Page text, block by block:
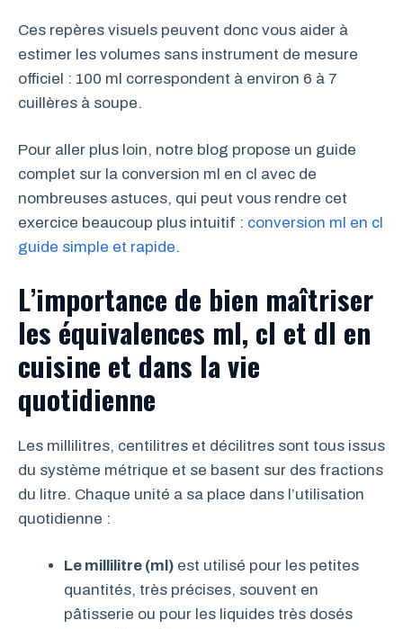
Ces repères visuels peuvent donc vous aider à
estimer les volumes sans instrument de mesure
officiel : 100 ml correspondent à environ 6 à 7
cuillères à soupe.
Pour aller plus loin, notre blog propose un guide
complet sur la conversion ml en cl avec de
nombreuses astuces, qui peut vous rendre cet
exercice beaucoup plus intuitif : conversion ml en cl
guide simple et rapide.
L’importance de bien maîtriser
les équivalences ml, cl et dl en
cuisine et dans la vie
quotidienne
Les millilitres, centilitres et décilitres sont tous issus
du système métrique et se basent sur des fractions
du litre. Chaque unité a sa place dans l’utilisation
quotidienne :
Le millilitre (ml) est utilisé pour les petites
quantités, très précises, souvent en
pâtisserie ou pour les liquides très dosés